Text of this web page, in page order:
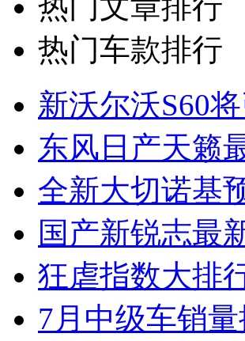
热门车款排行
新沃尔沃S60
东风日产天籁
全新大切诺基
国产新锐志最
狂虐指数大排
7月中级车销